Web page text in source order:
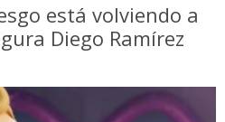
está volviendo a
Diego Ramírez